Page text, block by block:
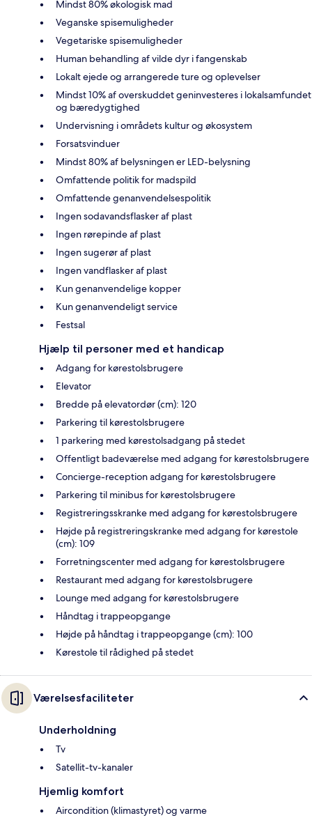
Mindst 80% økologisk mad
Veganske spisemuligheder
Vegetariske spisemuligheder
Human behandling af vilde dyr i fangenskab
Lokalt ejede og arrangerede ture og oplevelser
Mindst 10% af overskuddet geninvesteres i lokalsamfundet
og bæredygtighed
Undervisning i områdets kultur og økosystem
Forsatsvinduer
Mindst 80% af belysningen er LED-belysning
Omfattende politik for madspild
Omfattende genanvendelsespolitik
Ingen sodavandsflasker af plast
Ingen rørepinde af plast
Ingen sugerør af plast
Ingen vandflasker af plast
Kun genanvendelige kopper
Kun genanvendeligt service
Festsal
Hjælp til personer med et handicap
Adgang for kørestolsbrugere
Elevator
Bredde på elevatordør (cm): 120
Parkering til kørestolsbrugere
1 parkering med kørestolsadgang på stedet
Offentligt badeværelse med adgang for kørestolsbrugere
Concierge-reception adgang for kørestolsbrugere
Parkering til minibus for kørestolsbrugere
Registreringsskranke med adgang for kørestolsbrugere
Højde på registreringskranke med adgang for kørestole
(cm): 109
Forretningscenter med adgang for kørestolsbrugere
Restaurant med adgang for kørestolsbrugere
Lounge med adgang for kørestolsbrugere
Håndtag i trappeopgange
Højde på håndtag i trappeopgange (cm): 100
Kørestole til rådighed på stedet
Værelsesfaciliteter
Underholdning
Tv
Satellit-tv-kanaler
Hjemlig komfort
Aircondition (klimastyret) og varme